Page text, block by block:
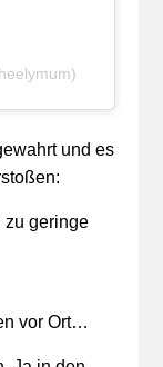
und es
zu geringe
vor Ort…